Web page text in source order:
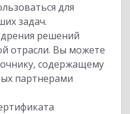
для
задач.
решений
отрасли. Вы можете
содержащему
партнерами